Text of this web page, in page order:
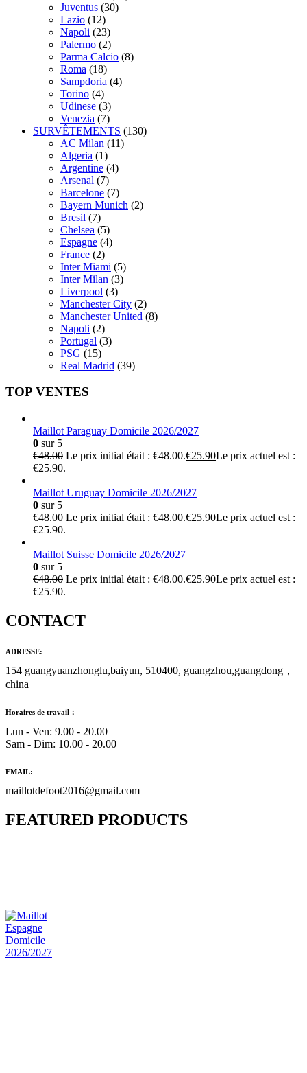
Juventus (30)
Lazio (12)
Napoli (23)
Palermo (2)
Parma Calcio (8)
Roma (18)
Sampdoria (4)
Torino (4)
Udinese (3)
Venezia (7)
SURVÊTEMENTS (130)
AC Milan (11)
Algeria (1)
Argentine (4)
Arsenal (7)
Barcelone (7)
Bayern Munich (2)
Bresil (7)
Chelsea (5)
Espagne (4)
France (2)
Inter Miami (5)
Inter Milan (3)
Liverpool (3)
Manchester City (2)
Manchester United (8)
Napoli (2)
Portugal (3)
PSG (15)
Real Madrid (39)
TOP VENTES
Maillot Paraguay Domicile 2026/2027
0 sur 5
€48.00 Le prix initial était : €48.00.€25.90Le prix actuel est :
€25.90.
Maillot Uruguay Domicile 2026/2027
0 sur 5
€48.00 Le prix initial était : €48.00.€25.90Le prix actuel est :
€25.90.
Maillot Suisse Domicile 2026/2027
0 sur 5
€48.00 Le prix initial était : €48.00.€25.90Le prix actuel est :
€25.90.
CONTACT
ADRESSE:
154 guangyuanzhonglu,baiyun, 510400, guangzhou,guangdong，
china
Horaires de travail：
Lun - Ven: 9.00 - 20.00
Sam - Dim: 10.00 - 20.00
EMAIL:
maillotdefoot2016@gmail.com
FEATURED PRODUCTS